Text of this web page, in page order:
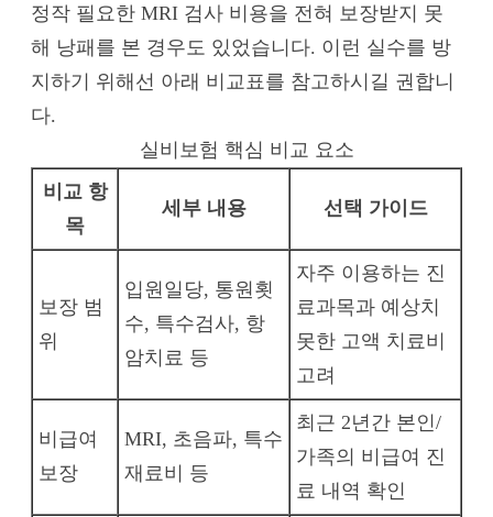
정작 필요한 MRI 검사 비용을 전혀 보장받지 못
해 낭패를 본 경우도 있었습니다. 이런 실수를 방
지하기 위해선 아래 비교표를 참고하시길 권합니
다.
실비보험 핵심 비교 요소
비교 항
목
세부 내용 선택 가이드
보장 범
위
입원일당, 통원횟
수, 특수검사, 항
암치료 등
자주 이용하는 진
료과목과 예상치
못한 고액 치료비
고려
비급여
보장
MRI, 초음파, 특수
재료비 등
최근 2년간 본인/
가족의 비급여 진
료 내역 확인